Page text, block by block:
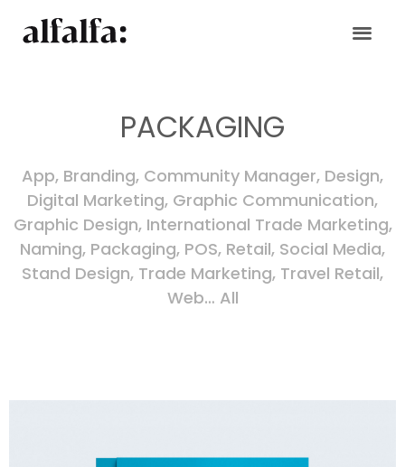
content
PACKAGING
App, Branding, Community Manager, Design,
Digital Marketing, Graphic Communication,
Graphic Design, International Trade Marketing,
Naming, Packaging, POS, Retail, Social Media,
Stand Design, Trade Marketing, Travel Retail,
Web… All